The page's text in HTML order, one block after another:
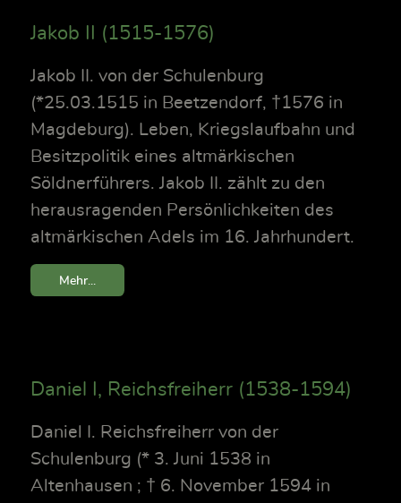
Jakob II (1515-1576)
Jakob II. von der Schulenburg
(*25.03.1515 in Beetzendorf, †1576 in
Magdeburg). Leben, Kriegslaufbahn und
Besitzpolitik eines altmärkischen
Söldnerführers. Jakob II. zählt zu den
herausragenden Persönlichkeiten des
altmärkischen Adels im 16. Jahrhundert.
Mehr...
Daniel I, Reichsfreiherr (1538-1594)
Daniel I. Reichsfreiherr von der
Schulenburg (* 3. Juni 1538 in
Altenhausen ; † 6. November 1594 in